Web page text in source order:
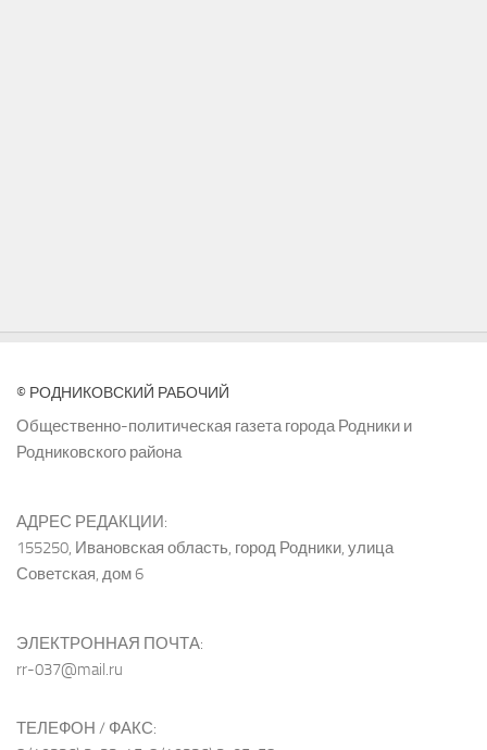
© РОДНИКОВСКИЙ РАБОЧИЙ
Общественно-политическая газета города Родники и
Родниковского района
АДРЕС РЕДАКЦИИ:
155250, Ивановская область, город Родники, улица
Советская, дом 6
ЭЛЕКТРОННАЯ ПОЧТА:
rr-037@mail.ru
ТЕЛЕФОН / ФАКС: